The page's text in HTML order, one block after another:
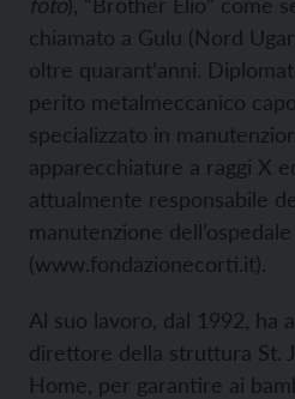
chiamato a Gulu (Nord
oltre quarant’anni.
perito metalmeccanico
specializzato in
apparecchiature a raggi X
attualmente responsabile
manutenzione
(www.fondazionecorti.it).
Al suo lavoro, dal 1992, ha
direttore della struttura St.
Home, per garantire ai